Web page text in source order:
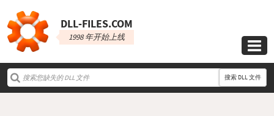
DLL‑FILES.COM
1998 年开始上线

搜索 DLL 文件